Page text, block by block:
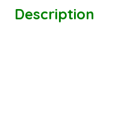
Description